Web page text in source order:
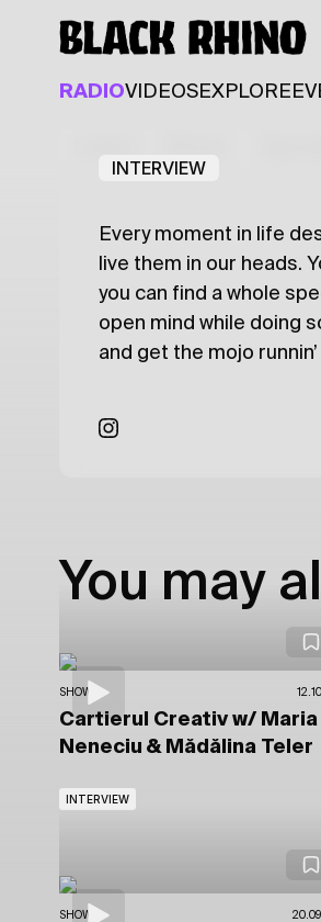
RADIOVIDEOSEXPLORE
Vertigo
Hefe
INTERVIEW
Every moment in life
live them in our heads.
you can find a whole
open mind while doing
and get the mojo runnin’
You may
SHOWS
Cartierul Creativ w/ Maria
Neneciu & Mădălina Teler
INTERVIEW
SHOWS